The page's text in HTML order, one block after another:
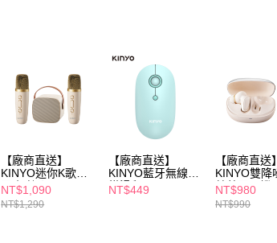
交易，需依本服務之必要範圍內提供個人資料，並將交易相關給
求債權轉讓予恩沛科技股份有限公司。
２．關於個人資料處理事宜，請瀏覽以下網址：
https://aftee.tw/terms/#terms3
３．未成年的使用者請事先徵得法定代理人或監護人之同意方
「AFTEE先享後付」，若未經同意申辦者引起之損失，本公司不
４．使用「AFTEE先享後付」時，將依據個別帳號之用戶狀況，
即時審查核予不同之上限額度；若仍有額度不足之情形，本公司
結果請求用戶進行身份認證。
５．嚴禁一人註冊多個帳號或使用他人資訊註冊。若發現惡意使
【廠商直送】
KINYO迷你K歌藍
牙小喇叭
NT$1,090
NT$1,290
【廠商直送】
KINYO藍牙無線雙
模滑鼠-GBM1850-
NT$449
【廠商直送】
KINYO雙降
慧藍牙耳機
NT$980
NT$990